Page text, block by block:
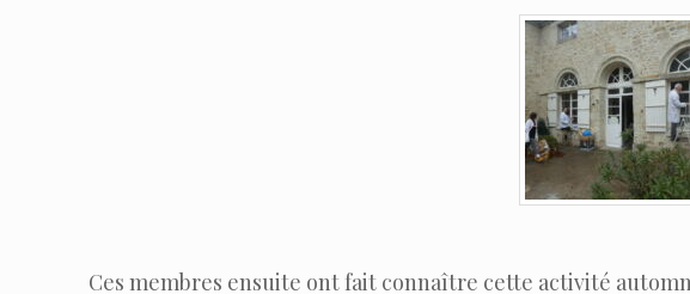
Ces membres ensuite ont fait connaître cette activité